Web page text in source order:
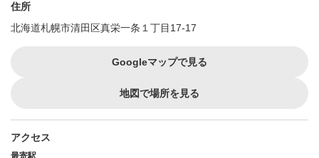
住所
北海道札幌市清田区真栄一条１丁目17-17
Googleマップで見る
地図で場所を見る
アクセス
最寄駅